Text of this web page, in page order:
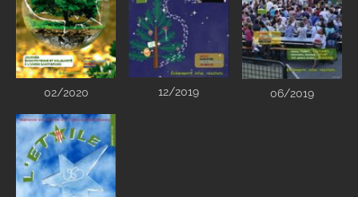
02/2020 12/2019 06/2019